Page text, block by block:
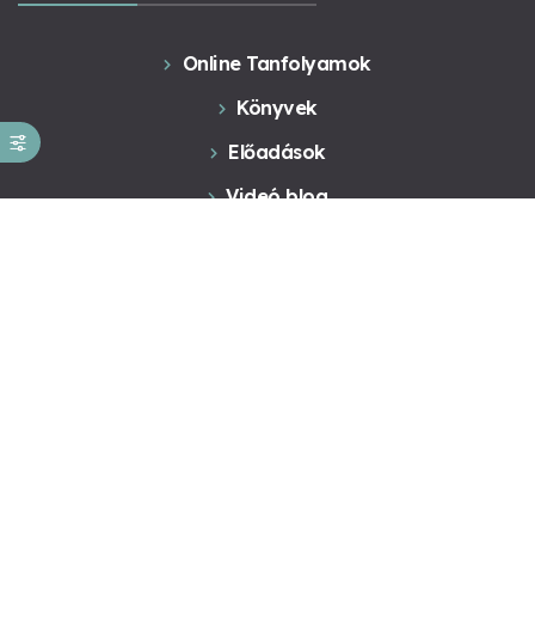
Online Tanfolyamok
Könyvek
Előadások
Videó blog